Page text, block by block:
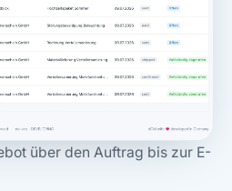
über den Auftrag bis zur E-